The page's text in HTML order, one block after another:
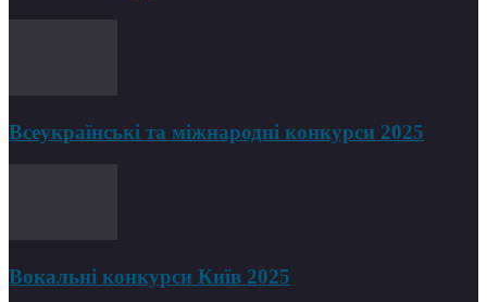
Всеукраїнські та міжнародні конкурси 2025
Вокальні конкурси Київ 2025